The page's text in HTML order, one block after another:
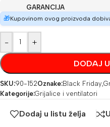
GARANCIJA
🎁Kupovinom ovog proizvoda
- +
DODAJ
SKU:90-152Oznake:Black Friday,
Kategorije:Grijalice i ventilatori
Dodaj u listu želja